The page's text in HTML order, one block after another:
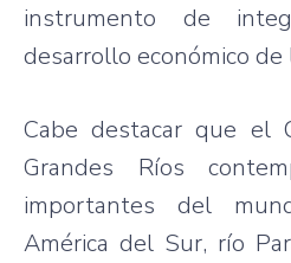
instrumento de
desarrollo económico de
Cabe destacar que el
Grandes Ríos
importantes del
América del Sur, río